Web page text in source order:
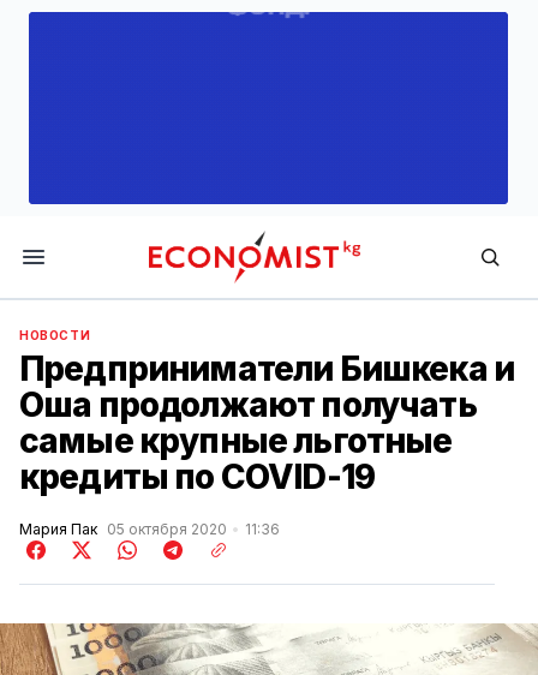
Economist.kg
НОВОСТИ
Предприниматели Бишкека и
Оша продолжают получать
самые крупные льготные
кредиты по COVID-19
Мария Пак 05 октября 2020 11:36